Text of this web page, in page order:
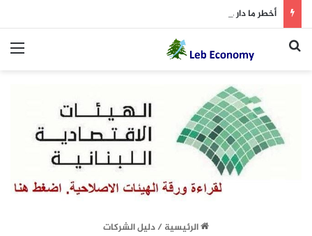
أخطر ما دار داخل غرفة المفاوضات
بحث عن
الرئيسية/دليل الشركات